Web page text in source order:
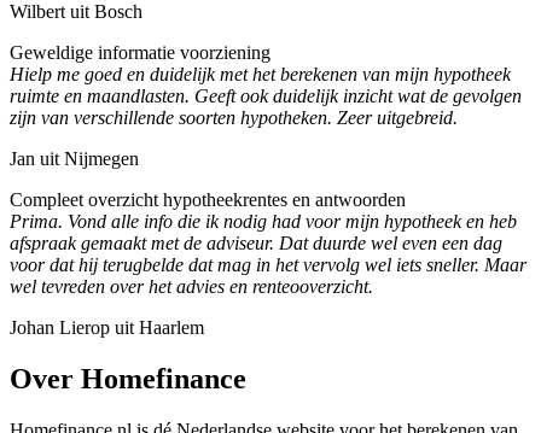
Wilbert uit Bosch
Geweldige informatie voorziening
Hielp me goed en duidelijk met het berekenen van mijn hypotheek
ruimte en maandlasten. Geeft ook duidelijk inzicht wat de gevolgen
zijn van verschillende soorten hypotheken. Zeer uitgebreid.
Jan uit Nijmegen
Compleet overzicht hypotheekrentes en antwoorden
Prima. Vond alle info die ik nodig had voor mijn hypotheek en heb
afspraak gemaakt met de adviseur. Dat duurde wel even een dag
voor dat hij terugbelde dat mag in het vervolg wel iets sneller. Maar
wel tevreden over het advies en renteooverzicht.
Johan Lierop uit Haarlem
Over Homefinance